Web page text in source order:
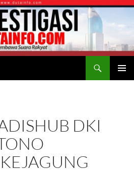
DKI